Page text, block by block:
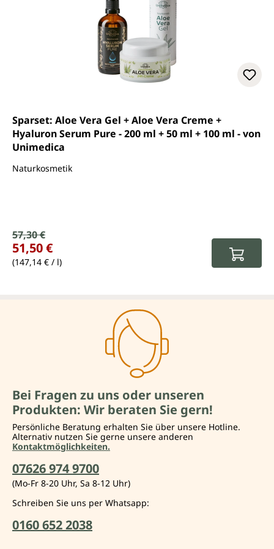
Sparset: Aloe Vera Gel + Aloe Vera Creme +
Hyaluron Serum Pure - 200 ml + 50 ml + 100 ml - von
Unimedica
Naturkosmetik
Verkaufspreis:
Regulärer Preis:
57,30 €
51,50 €
(147,14 € / l)
Bei Fragen zu uns oder unseren
Produkten: Wir beraten Sie gern!
Persönliche Beratung erhalten Sie über unsere Hotline.
Alternativ nutzen Sie gerne unsere anderen
Kontaktmöglichkeiten.
07626 974 9700
(Mo-Fr 8-20 Uhr, Sa 8-12 Uhr)
Schreiben Sie uns per Whatsapp:
0160 652 2038